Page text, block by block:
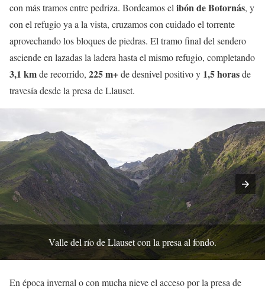
con más tramos entre pedriza. Bordeamos el ibón de Botornás, y
con el refugio ya a la vista, cruzamos con cuidado el torrente
aprovechando los bloques de piedras. El tramo final del sendero
asciende en lazadas la ladera hasta el mismo refugio, completando
3,1 kmde recorrido, 225 m+de desnivel positivo y 1,5 horasde
travesía desde la presa de Llauset.
Valle del río de Llauset con la presa al fondo.
En época invernal o con mucha nieve el acceso por la presa de